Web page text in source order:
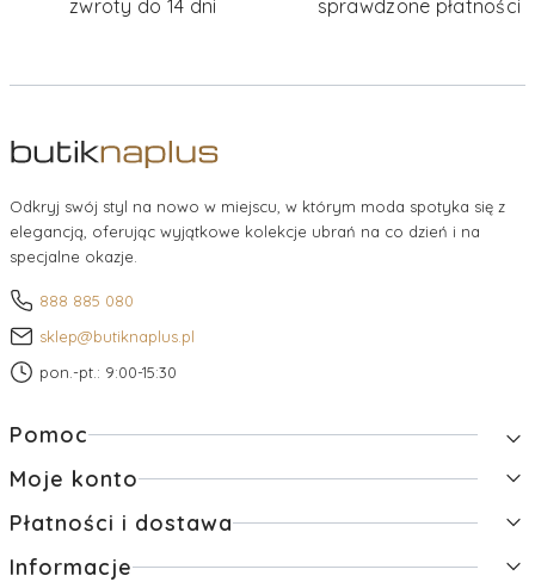
zwroty do 14 dni
sprawdzone płatności
Odkryj swój styl na nowo w miejscu, w którym moda spotyka się z
elegancją, oferując wyjątkowe kolekcje ubrań na co dzień i na
specjalne okazje.
888 885 080
sklep@butiknaplus.pl
pon.-pt.: 9:00-15:30
Linki w stopce
Pomoc
Zwroty i reklamacje
Regulamin
Raty
Moje konto
Twoje zamówienia
Przechowalnia
Płatności i dostawa
Formy płatności
Informacje